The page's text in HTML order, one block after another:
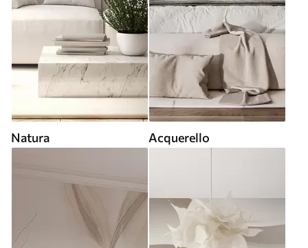
Natura Acquerello